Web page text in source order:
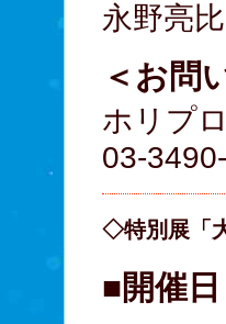
永野亮
＜お問
ホリプ
03-
◇特別展「
■開催